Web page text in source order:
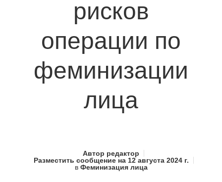
рисков
операции по
феминизации
лица
Автор редактор
Разместить сообщение на12 августа 2024 г.
в Феминизация лица